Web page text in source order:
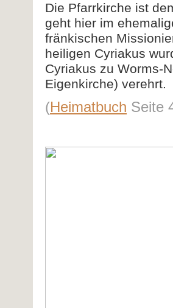
Die Pfarrkirche ist
geht hier im
fränkischen
heiligen Cyriakus
Cyriakus zu Worms-
Eigenkirche) verehrt.
(Heimatbuch Seite